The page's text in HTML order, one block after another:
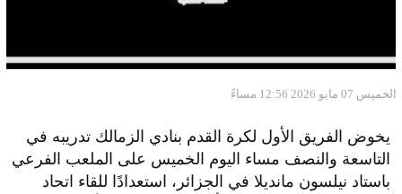
الخميس 07 مايو 2026 12:56 مساءً
يخوض الفريق الأول لكرة القدم بنادي الزمالك تدريبه في
التاسعة والنصف مساء اليوم الخميس على الملعب الفرعي
باستاد نيلسون مانديلا في الجزائر، استعدادًا للقاء اتحاد